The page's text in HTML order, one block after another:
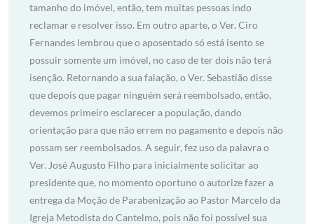
tamanho do imóvel, então, tem muitas pessoas indo
reclamar e resolver isso. Em outro aparte, o Ver. Ciro
Fernandes lembrou que o aposentado só está isento se
possuir somente um imóvel, no caso de ter dois não terá
isenção. Retornando a sua falação, o Ver. Sebastião disse
que depois que pagar ninguém será reembolsado, então,
devemos primeiro esclarecer a população, dando
orientação para que não errem no pagamento e depois não
possam ser reembolsados. A seguir, fez uso da palavra o
Ver. José Augusto Filho para inicialmente solicitar ao
presidente que, no momento oportuno o autorize fazer a
entrega da Moção de Parabenização ao Pastor Marcelo da
Igreja Metodista do Cantelmo, pois não foi possível sua